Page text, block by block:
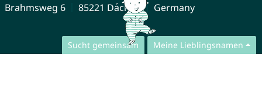
Sucht gemeinsam Meine Lieblingsnamen
Brahmsweg 6
85221 Dachau Germany